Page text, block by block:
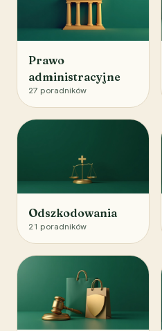
Prawo
administracyjne
27 poradników
Odszkodowania
21 poradników